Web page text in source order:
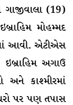
(19)
મોહમ્મદ
આવી. એટીએસ
અગાઉ
અને કાશ્મીરમાં
પર પણ તપાસ